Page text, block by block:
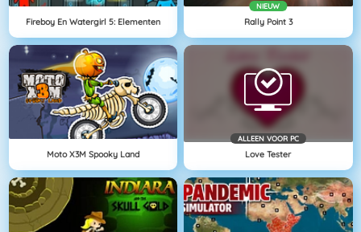
Fireboy En Watergirl 5: Elementen
NIEUW
Rally Point 3
Moto X3M Spooky Land
ALLEEN VOOR PC
Love Tester